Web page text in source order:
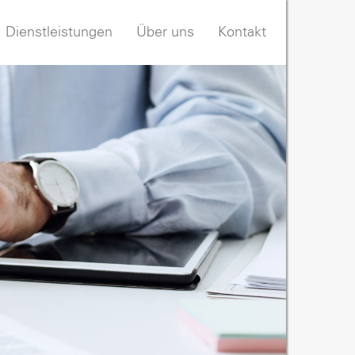
Dienstleistungen Über uns Kontakt